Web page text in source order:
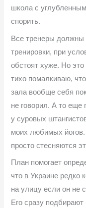
школа с
спорить.
Все тренеры должны
тренировки, при
обстоят хуже. Но
тихо помалкиваю,
зала вообще себя
не говорил. А то еще
у суровых
моих любимых
просто стесняются
План помогает
что в Украине редко
на улицу если он не
Его сразу